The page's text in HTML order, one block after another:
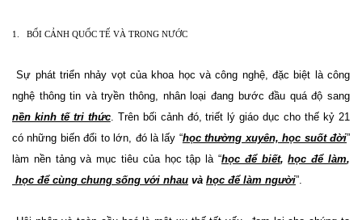
1. BỐI CẢNH QUỐC TẾ VÀ TRONG NƯỚC
Sự phát triển nhảy vọt của khoa học và công nghệ, đặc biệt là công
nghệ thông tin và tryền thông, nhân loại đang bước đầu quá độ sang
nền kinh tế tri thức. Trên bối cảnh đó, triết lý giáo dục cho thế kỷ 21
có những biến đổi to lớn, đó là lấy “học thường xuyên, học suốt đời”
làm nền tảng và mục tiêu của học tập là “học để biết,học để làm,
học để cùng chung sống với nhau và học để làm người”.